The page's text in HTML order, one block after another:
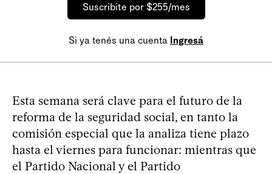
Suscribite por $255/mes
Si ya tenés una cuenta Ingresá
Esta semana será clave para el futuro de la
reforma de la seguridad social, en tanto la
comisión especial que la analiza tiene plazo
hasta el viernes para funcionar: mientras que
el Partido Nacional y el Partido